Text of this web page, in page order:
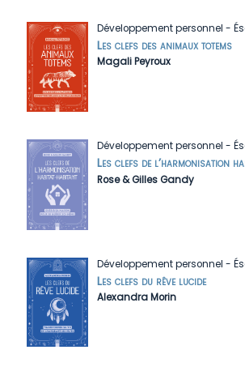
Développement personnel -
Les clefs des animaux totems
Magali Peyroux
Développement personnel -
Les clefs de l’harmonisation
Rose & Gilles Gandy
Développement personnel -
Les clefs du rêve lucide
Alexandra Morin